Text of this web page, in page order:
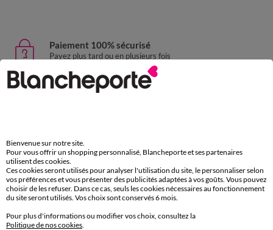
Paiement 100% sécurisé
Payez plus tard ou en plusieurs fois
Livraison express
sous 30 jours avec Mondial Relay uniquement
Service clients
par chat et par téléphone
de 8h00 à 20h00 du lundi au samedi
Bienvenue sur notre site.
Pour vous offrir un shopping personnalisé, Blancheporte et ses partenaires
utilisent des cookies.
Ces cookies seront utilisés pour analyser l'utilisation du site, le personnaliser selon
vos préférences et vous présenter des publicités adaptées à vos goûts. Vous pouvez
choisir de les refuser. Dans ce cas, seuls les cookies nécessaires au fonctionnement
du site seront utilisés. Vos choix sont conservés 6 mois.
Pour plus d'informations ou modifier vos choix, consultez la
Politique de nos cookies